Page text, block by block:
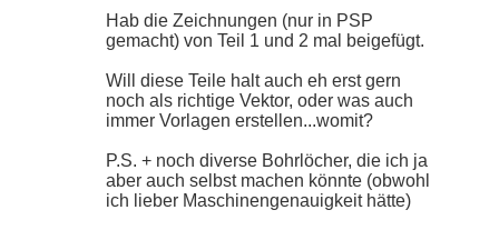
Hab die Zeichnungen (nur in PSP
gemacht) von Teil 1 und 2 mal beigefügt.
Will diese Teile halt auch eh erst gern
noch als richtige Vektor, oder was auch
immer Vorlagen erstellen...womit?
P.S. + noch diverse Bohrlöcher, die ich ja
aber auch selbst machen könnte (obwohl
ich lieber Maschinengenauigkeit hätte)